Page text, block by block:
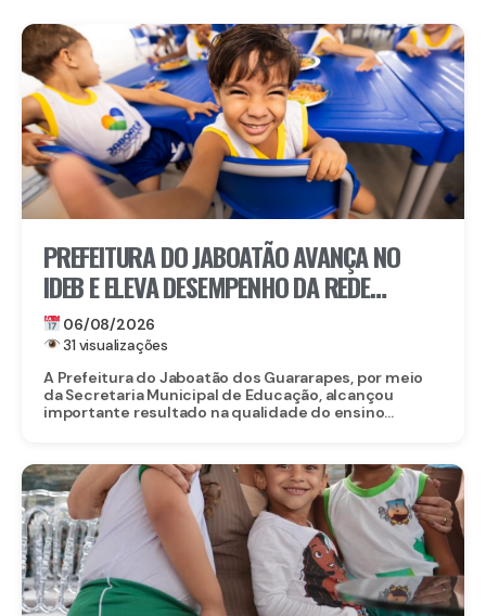
PREFEITURA DO JABOATÃO AVANÇA NO
IDEB E ELEVA DESEMPENHO DA REDE
MUNICIPAL DE ENSINO
06/08/2026
31 visualizações
A Prefeitura do Jaboatão dos Guararapes, por meio
da Secretaria Municipal de Educação, alcançou
importante resultado na qualidade do ensino...